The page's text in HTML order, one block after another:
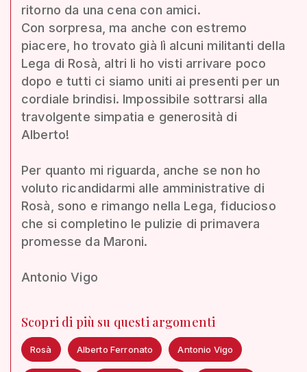
ritorno da una cena con amici.
Con sorpresa, ma anche con estremo
piacere, ho trovato già lì alcuni militanti della
Lega di Rosà, altri li ho visti arrivare poco
dopo e tutti ci siamo uniti ai presenti per un
cordiale brindisi. Impossibile sottrarsi alla
travolgente simpatia e generosità di
Alberto!
Per quanto mi riguarda, anche se non ho
voluto ricandidarmi alle amministrative di
Rosà, sono e rimango nella Lega, fiducioso
che si completino le pulizie di primavera
promesse da Maroni.
Antonio Vigo
Scopri di più su questi argomenti
Rosà Alberto Ferronato Antonio Vigo